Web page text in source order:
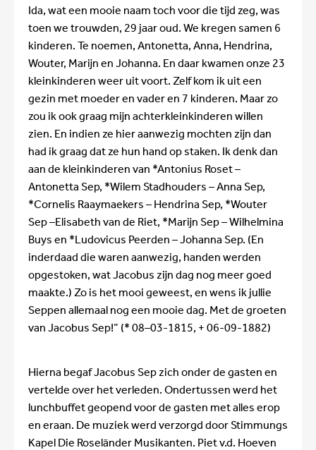
Ida, wat een mooie naam toch voor die tijd zeg, was
toen we trouwden, 29 jaar oud. We kregen samen 6
kinderen. Te noemen, Antonetta, Anna, Hendrina,
Wouter, Marijn en Johanna. En daar kwamen onze 23
kleinkinderen weer uit voort. Zelf kom ik uit een
gezin met moeder en vader en 7 kinderen. Maar zo
zou ik ook graag mijn achterkleinkinderen willen
zien. En indien ze hier aanwezig mochten zijn dan
had ik graag dat ze hun hand op staken. Ik denk dan
aan de kleinkinderen van *Antonius Roset –
Antonetta Sep, *Wilem Stadhouders – Anna Sep,
*Cornelis Raaymaekers – Hendrina Sep, *Wouter
Sep –Elisabeth van de Riet, *Marijn Sep – Wilhelmina
Buys en *Ludovicus Peerden – Johanna Sep. (En
inderdaad die waren aanwezig, handen werden
opgestoken, wat Jacobus zijn dag nog meer goed
maakte.) Zo is het mooi geweest, en wens ik jullie
Seppen allemaal nog een mooie dag. Met de groeten
van Jacobus Sep!” (* 08–03-1815, + 06-09-1882)
Hierna begaf Jacobus Sep zich onder de gasten en
vertelde over het verleden. Ondertussen werd het
lunchbuffet geopend voor de gasten met alles erop
en eraan. De muziek werd verzorgd door Stimmungs
Kapel Die Roseländer Musikanten. Piet v.d. Hoeven